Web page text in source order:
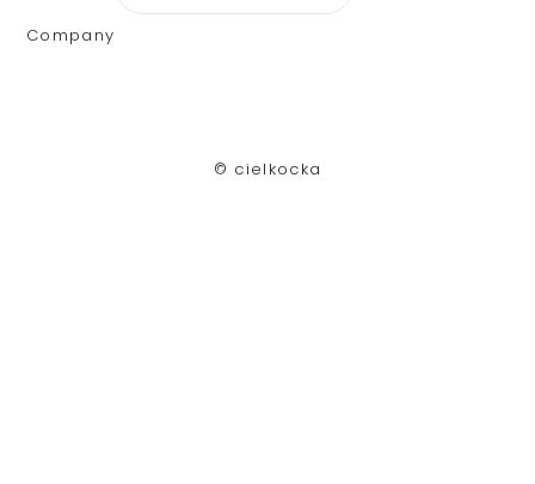
Company
©︎ cielkocka